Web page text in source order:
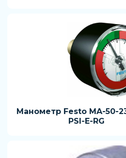
Манометр Festo MA-50-
PSI-E-RG